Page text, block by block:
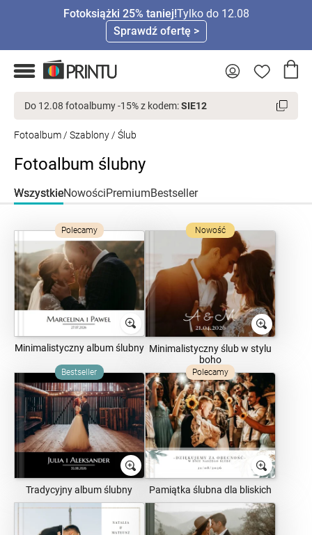
Fotoksiążki 25% taniej!Tylko do 12.08
Sprawdź ofertę >
Do 12.08 fotoalbumy -15% z kodem:SIE12
Fotoalbum / Szablony / Ślub
Fotoalbum ślubny
WszystkieNowościPremiumBestseller
Polecamy
Minimalistyczny album ślubny
Nowość
Minimalistyczny ślub w stylu
boho
Bestseller
Tradycyjny album ślubny
Polecamy
Pamiątka ślubna dla bliskich